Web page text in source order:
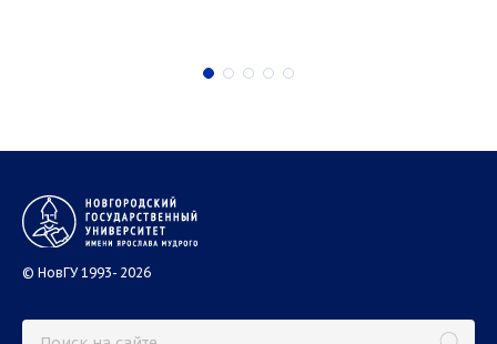
© НовГУ 1993- 2026